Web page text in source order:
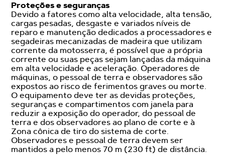
Proteções e seguranças
Devido a fatores como alta velocidade, alta tensão,
cargas pesadas, desgaste e variados níveis de
reparo e manutenção dedicados a processadores e
segadeiras mecanizadas de madeira que utilizam
corrente da motosserra, é possível que a própria
corrente ou suas peças sejam lançadas da máquina
em alta velocidade e aceleração. Operadores de
máquinas, o pessoal de terra e observadores são
expostos ao risco de ferimentos graves ou morte.
O equipamento deve ter as devidas proteções,
seguranças e compartimentos com janela para
reduzir a exposição do operador, do pessoal de
terra e dos observadores ao plano de corte e à
Zona cônica de tiro do sistema de corte.
Observadores e pessoal de terra devem ser
mantidos a pelo menos 70 m (230 ft) de distância.